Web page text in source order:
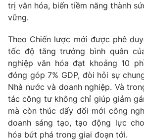
VTV9
Liên hệ tòa soạn English
THỜI BÁO VTV
trị văn hóa, biến tiềm năng thành
vững.
Theo Chiến lược mới được phê
tốc độ tăng trưởng bình quân
nghiệp văn hóa đạt khoảng 10
đóng góp 7% GDP, đòi hỏi sự
Nhà nước và doanh nghiệp. Và
tác công tư không chỉ giúp giảm
mà còn thúc đẩy đổi mới công
doanh sáng tạo, tạo động lực
hóa bứt phá trong giai đoạn tới.